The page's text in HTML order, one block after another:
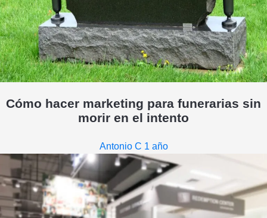
Cómo hacer marketing para funerarias sin
morir en el intento
Antonio C 1 año